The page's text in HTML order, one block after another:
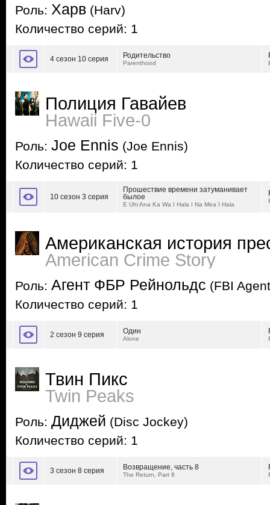
Роль: Харв (Harv)
Количество серий: 1
4 сезон 10 серия Родительство
Parenthood
Полиция Гавайев
Hawaii Five-0
Роль: Joe Ennis (Joe Ennis)
Количество серий: 1
10 сезон 3 серия
Прошествие времени затуманивает
былое
E Uhi Ana Ka Wa I Hala I Na Mea I Hala
Американская история
American Crime Story
Роль: Агент ФБР Рейнольдс (FBI
Количество серий: 1
2 сезон 9 серия Один
Alone
Твин Пикс
Twin Peaks
Роль: Диджей (Disc Jockey)
Количество серий: 1
3 сезон 8 серия Возвращение, часть 8
The Return, Part 8